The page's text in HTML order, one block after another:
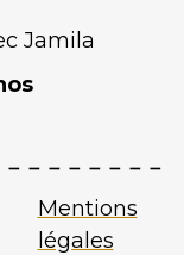
Jamila
Mentions
légales